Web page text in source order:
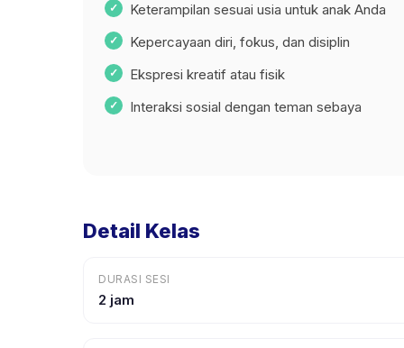
Keterampilan sesuai usia untuk anak Anda
Kepercayaan diri, fokus, dan disiplin
Ekspresi kreatif atau fisik
Interaksi sosial dengan teman sebaya
Detail Kelas
DURASI SESI
2 jam